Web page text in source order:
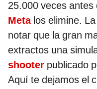
25.000 veces
Metalos elimine. La
notar que la gran
extractos una
shooter publicado
Aquí te dejamos el